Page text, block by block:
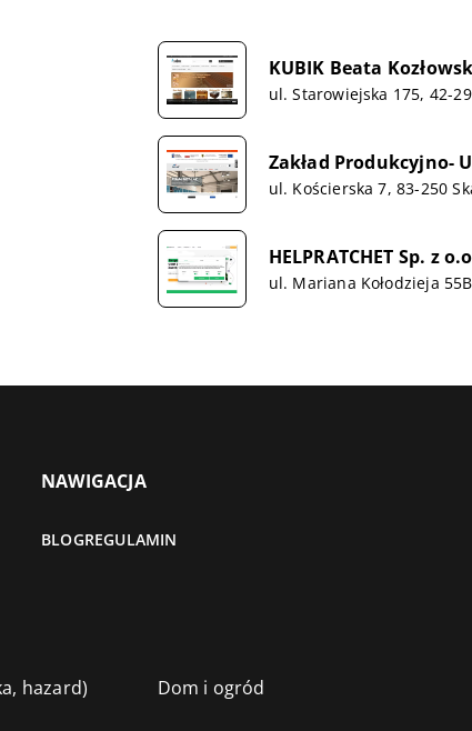
KUBIK Beata
ul. Starowiejska 175, 42-
Zakład Produkcyjno-
ul. Kościerska 7, 83-250
HELPRATCHET Sp. z
ul. Mariana Kołodzieja
NAWIGACJA
BLOGREGULAMIN
hazard) Dom i ogród